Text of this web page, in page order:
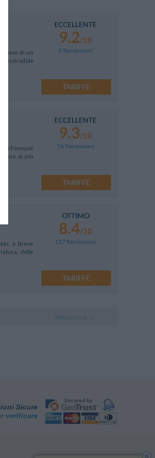
di un
ECCELLENTE
9.2/10
6 Recensioni
TARIFFE
chiunque
ai più
ECCELLENTE
9.3/10
16 Recensioni
TARIFFE
a breve
delle
OTTIMO
8.4/10
127 Recensioni
TARIFFE
Sicure
verificare
x